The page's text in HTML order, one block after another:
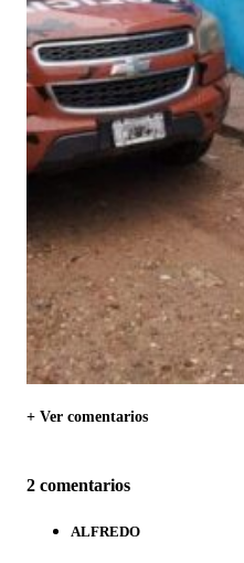
+ Ver comentarios
2 comentarios
ALFREDO